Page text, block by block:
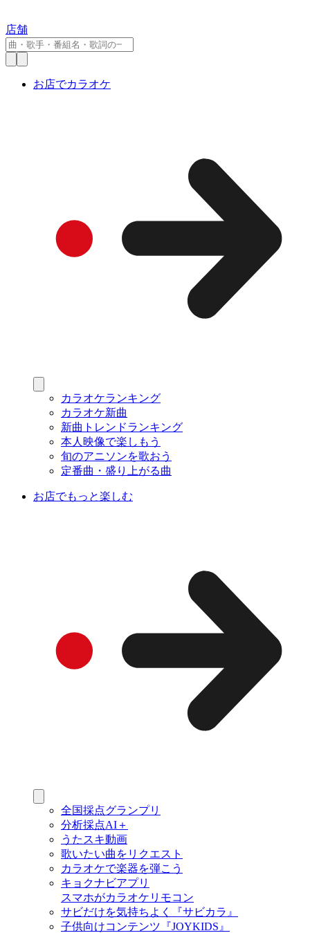
店舗
お店でカラオケ
カラオケランキング
カラオケ新曲
新曲トレンドランキング
本人映像で楽しもう
旬のアニソンを歌おう
定番曲・盛り上がる曲
お店でもっと楽しむ
全国採点グランプリ
分析採点AI＋
うたスキ動画
歌いたい曲をリクエスト
カラオケで楽器を弾こう
キョクナビアプリ
スマホがカラオケリモコン
サビだけを気持ちよく『サビカラ』
子供向けコンテンツ『JOYKIDS』